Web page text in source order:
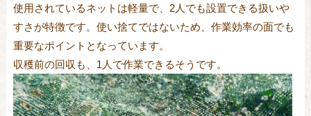
使用されているネットは軽量で、2人でも設置できる扱いや
すさが特徴です。使い捨てではないため、作業効率の面でも
重要なポイントとなっています。
収穫前の回収も、1人で作業できるそうです。